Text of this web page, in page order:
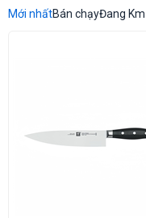
Mới nhấtBán chạyĐang